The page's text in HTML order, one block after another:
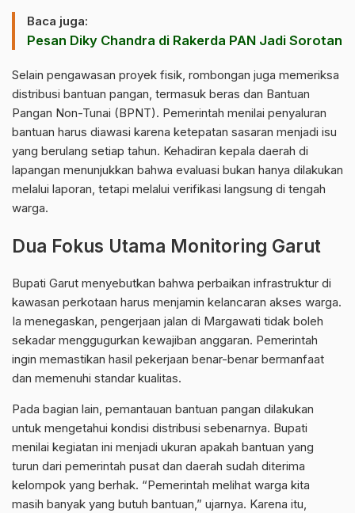
Baca juga:
Pesan Diky Chandra di Rakerda PAN Jadi Sorotan
Selain pengawasan proyek fisik, rombongan juga memeriksa
distribusi bantuan pangan, termasuk beras dan Bantuan
Pangan Non-Tunai (BPNT). Pemerintah menilai penyaluran
bantuan harus diawasi karena ketepatan sasaran menjadi isu
yang berulang setiap tahun. Kehadiran kepala daerah di
lapangan menunjukkan bahwa evaluasi bukan hanya dilakukan
melalui laporan, tetapi melalui verifikasi langsung di tengah
warga.
Dua Fokus Utama Monitoring Garut
Bupati Garut menyebutkan bahwa perbaikan infrastruktur di
kawasan perkotaan harus menjamin kelancaran akses warga.
Ia menegaskan, pengerjaan jalan di Margawati tidak boleh
sekadar menggugurkan kewajiban anggaran. Pemerintah
ingin memastikan hasil pekerjaan benar-benar bermanfaat
dan memenuhi standar kualitas.
Pada bagian lain, pemantauan bantuan pangan dilakukan
untuk mengetahui kondisi distribusi sebenarnya. Bupati
menilai kegiatan ini menjadi ukuran apakah bantuan yang
turun dari pemerintah pusat dan daerah sudah diterima
kelompok yang berhak. “Pemerintah melihat warga kita
masih banyak yang butuh bantuan,” ujarnya. Karena itu,